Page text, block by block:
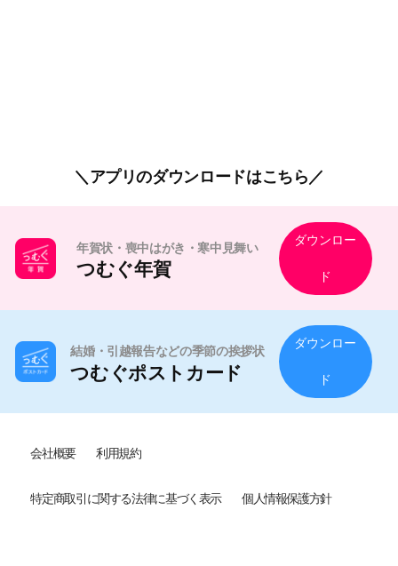
アプリのダウンロードはこちら
年賀状・喪中はがき・寒中見舞い
つむぐ年賀
ダウンロー
ド
結婚・引越報告などの季節の挨拶状
つむぐポストカード
ダウンロー
ド
会社概要 利用規約
特定商取引に関する法律に基づく表示 個人情報保護方針